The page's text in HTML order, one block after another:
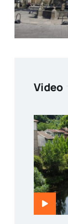
Video